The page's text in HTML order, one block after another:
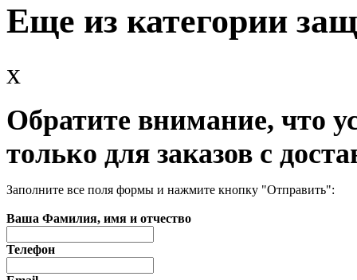
Еще из категории
x
Обратите внимание, что
только для заказов с
Заполните все поля формы и нажмите кнопку "Отправить":
Ваша Фамилия, имя и отчество
Телефон